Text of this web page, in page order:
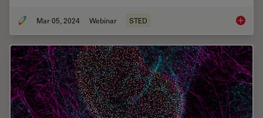
Mar 05, 2024 Webinar STED